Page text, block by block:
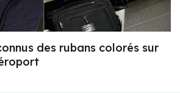
des rubans colorés sur